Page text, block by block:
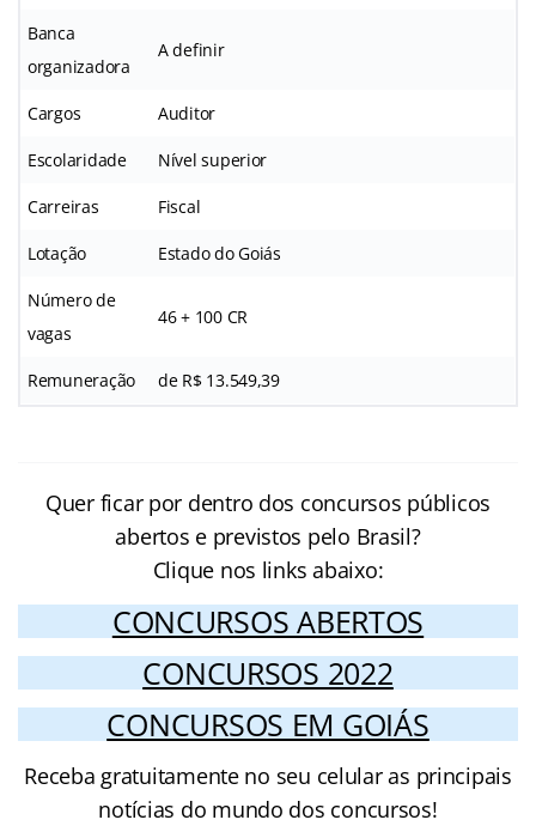
Banca
organizadora
A definir
Cargos Auditor
Escolaridade Nível superior
Carreiras Fiscal
Lotação Estado do Goiás
Número de
vagas
46 + 100 CR
Remuneração de R$ 13.549,39
Quer ficar por dentro dos concursos públicos
abertos e previstos pelo Brasil?
Clique nos links abaixo:
CONCURSOS ABERTOS
CONCURSOS 2022
CONCURSOS EM GOIÁS
Receba gratuitamente no seu celular as principais
notícias do mundo dos concursos!